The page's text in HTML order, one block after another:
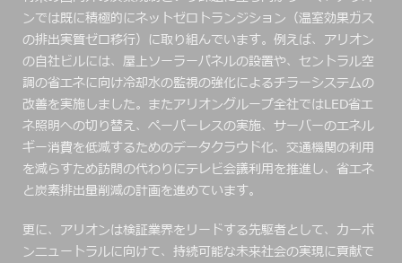
ンでは既に積極的にネットゼロトランジション（温室効果ガス
の排出実質ゼロ移行）に取り組んでいます。例えば、アリオン
の自社ビルには、屋上ソーラーパネルの設置や、セントラル空
調の省エネに向け冷却水の監視の強化によるチラーシステムの
改善を実施しました。またアリオングループ全社ではLED省エ
ネ照明への切り替え、ペーパーレスの実施、サーバーのエネル
ギー消費を低減するためのデータクラウド化、交通機関の利用
を減らすため訪問の代わりにテレビ会議利用を推進し、省エネ
と炭素排出量削減の計画を進めています。
更に、アリオンは検証業界をリードする先駆者として、カーボ
ンニュートラルに向けて、持続可能な未来社会の実現に貢献で